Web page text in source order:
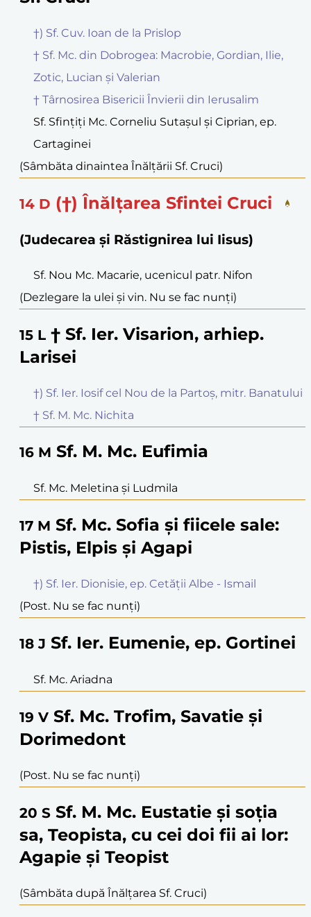
†) Sf. Cuv. Ioan de la Prislop
† Sf. Mc. din Dobrogea: Macrobie, Gordian, Ilie,
Zotic, Lucian și Valerian
† Târnosirea Bisericii Învierii din Ierusalim
Sf. Sfințiți Mc. Corneliu Sutașul și Ciprian, ep.
Cartaginei
(Sâmbăta dinaintea Înălțării Sf. Cruci)
14 D (†) Înălțarea Sfintei Cruci
(Judecarea și Răstignirea lui Iisus)
Sf. Nou Mc. Macarie, ucenicul patr. Nifon
(Dezlegare la ulei și vin. Nu se fac nunți)
15 L † Sf. Ier. Visarion, arhiep.
Larisei
†) Sf. Ier. Iosif cel Nou de la Partoș, mitr. Banatului
† Sf. M. Mc. Nichita
16 M Sf. M. Mc. Eufimia
Sf. Mc. Meletina și Ludmila
17 M Sf. Mc. Sofia și fiicele sale:
Pistis, Elpis și Agapi
†) Sf. Ier. Dionisie, ep. Cetății Albe - Ismail
(Post. Nu se fac nunți)
18 J Sf. Ier. Eumenie, ep. Gortinei
Sf. Mc. Ariadna
19 V Sf. Mc. Trofim, Savatie și
Dorimedont
(Post. Nu se fac nunți)
20 S Sf. M. Mc. Eustatie și soția
sa, Teopista, cu cei doi fii ai lor:
Agapie și Teopist
(Sâmbăta după Înălțarea Sf. Cruci)